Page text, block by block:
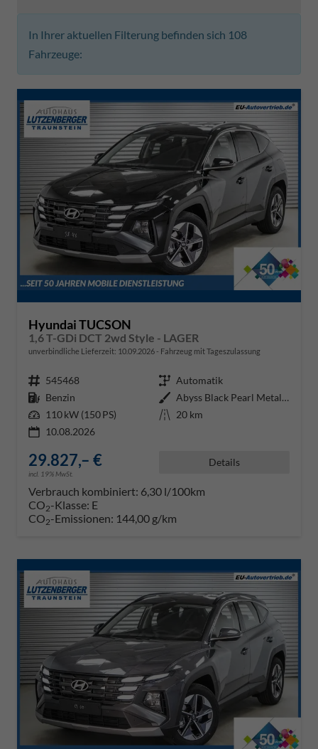
In Ihrer aktuellen Filterung befinden sich 108
Fahrzeuge:
Hyundai TUCSON
1,6 T-GDi DCT 2wd Style - LAGER
unverbindliche Lieferzeit: 10.09.2026 Fahrzeug mit Tageszulassung
Fahrzeugnr. 545468 Getriebe Automatik
Kraftstoff Benzin Außenfarbe
Abyss Black Pearl Metallic ()
Leistung 110 kW (150 PS) Kilometerstand 20 km
10.08.2026
29.827,– €
incl. 19% MwSt.
Details
Verbrauch kombiniert: 6,30 l/100km
CO2-Klasse: E
CO2-Emissionen: 144,00 g/km